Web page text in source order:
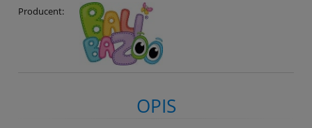
Producent:
OPIS